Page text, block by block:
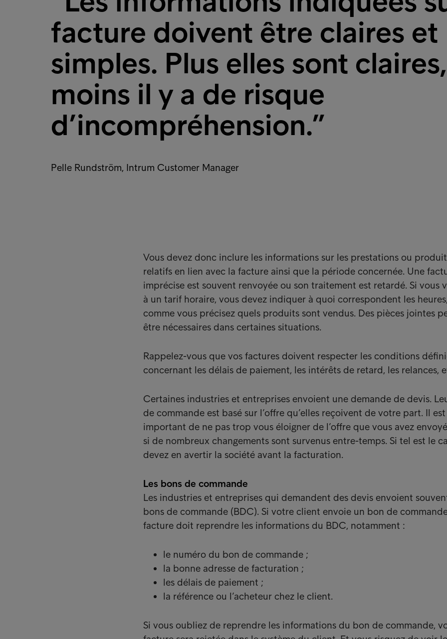
facture doivent être claires et
simples. Plus elles sont claires,
moins il y a de risque
d’incompréhension.”
Pelle Rundström, Intrum Customer Manager
Vous devez donc inclure les informations sur les prestations ou
relatifs en lien avec la facture ainsi que la période concernée. Une
imprécise est souvent renvoyée ou son traitement est retardé. Si vous
à un tarif horaire, vous devez indiquer à quoi correspondent les
comme vous précisez quels produits sont vendus. Des pièces jointes
être nécessaires dans certaines situations.
Rappelez-vous que vos factures doivent respecter les conditions
concernant les délais de paiement, les intérêts de retard, les relances,
Certaines industries et entreprises envoient une demande de devis.
de commande est basé sur l’offre qu’elles reçoivent de votre part. Il
important de ne pas trop vous éloigner de l’offre que vous avez
si de nombreux changements sont survenus entre-temps. Si tel est le
devez en avertir la société avant la facturation.
Les bons de commande
Les industries et entreprises qui demandent des devis envoient
bons de commande (BDC). Si votre client envoie un bon de
facture doit reprendre les informations du BDC, notamment :
le numéro du bon de commande ;
la bonne adresse de facturation ;
les délais de paiement ;
la référence ou l’acheteur chez le client.
Si vous oubliez de reprendre les informations du bon de commande,